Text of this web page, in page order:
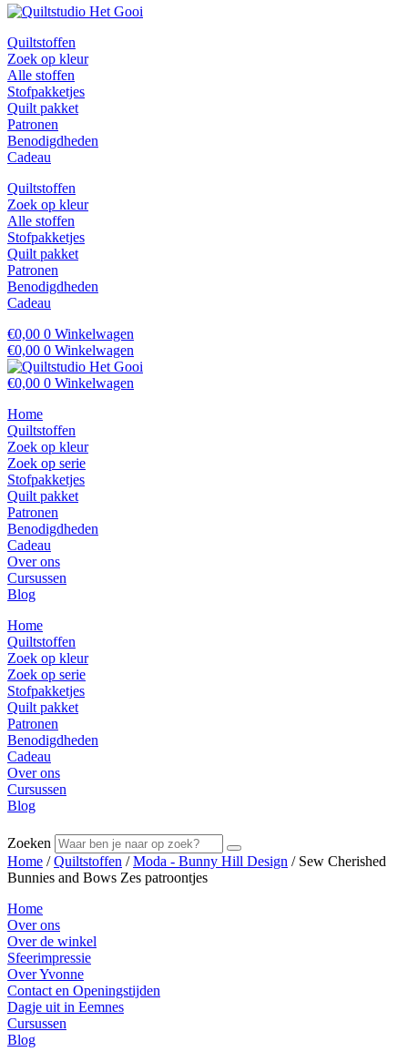
Quiltstoffen
Zoek op kleur
Alle stoffen
Stofpakketjes
Quilt pakket
Patronen
Benodigdheden
Cadeau
Quiltstoffen
Zoek op kleur
Alle stoffen
Stofpakketjes
Quilt pakket
Patronen
Benodigdheden
Cadeau
€0,00 0 Winkelwagen
€0,00 0 Winkelwagen
€0,00 0 Winkelwagen
Home
Quiltstoffen
Zoek op kleur
Zoek op serie
Stofpakketjes
Quilt pakket
Patronen
Benodigdheden
Cadeau
Over ons
Cursussen
Blog
Home
Quiltstoffen
Zoek op kleur
Zoek op serie
Stofpakketjes
Quilt pakket
Patronen
Benodigdheden
Cadeau
Over ons
Cursussen
Blog
Zoeken
Home /Quiltstoffen /Moda - Bunny Hill Design / Sew Cherished
Bunnies and Bows Zes patroontjes
Home
Over ons
Over de winkel
Sfeerimpressie
Over Yvonne
Contact en Openingstijden
Dagje uit in Eemnes
Cursussen
Blog